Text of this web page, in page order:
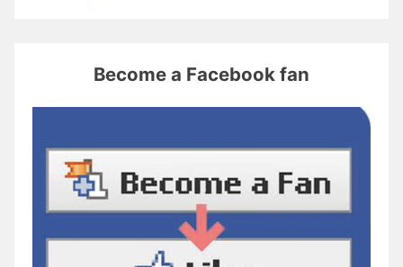
Become a Facebook fan